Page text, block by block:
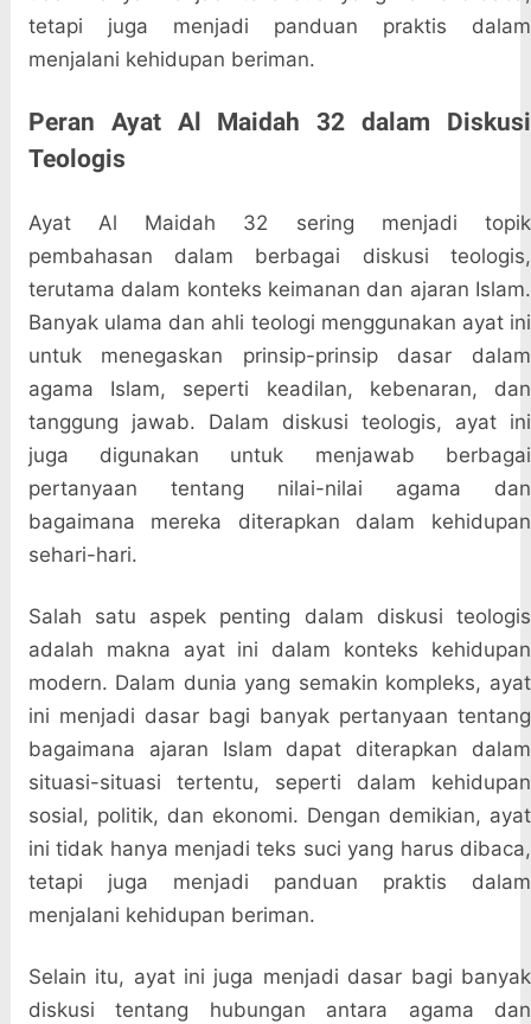
tetapi juga menjadi panduan praktis dalam
menjalani kehidupan beriman.
Peran Ayat Al Maidah 32 dalam Diskusi
Teologis
Ayat Al Maidah 32 sering menjadi topik
pembahasan dalam berbagai diskusi teologis,
terutama dalam konteks keimanan dan ajaran Islam.
Banyak ulama dan ahli teologi menggunakan ayat ini
untuk menegaskan prinsip-prinsip dasar dalam
agama Islam, seperti keadilan, kebenaran, dan
tanggung jawab. Dalam diskusi teologis, ayat ini
juga digunakan untuk menjawab berbagai
pertanyaan tentang nilai-nilai agama dan
bagaimana mereka diterapkan dalam kehidupan
sehari-hari.
Salah satu aspek penting dalam diskusi teologis
adalah makna ayat ini dalam konteks kehidupan
modern. Dalam dunia yang semakin kompleks, ayat
ini menjadi dasar bagi banyak pertanyaan tentang
bagaimana ajaran Islam dapat diterapkan dalam
situasi-situasi tertentu, seperti dalam kehidupan
sosial, politik, dan ekonomi. Dengan demikian, ayat
ini tidak hanya menjadi teks suci yang harus dibaca,
tetapi juga menjadi panduan praktis dalam
menjalani kehidupan beriman.
Selain itu, ayat ini juga menjadi dasar bagi banyak
diskusi tentang hubungan antara agama dan